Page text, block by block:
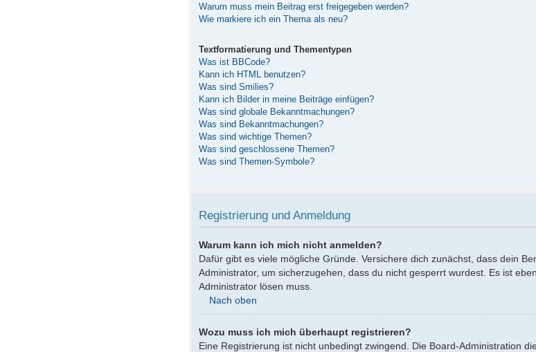
Warum muss mein Beitrag erst freigegeben werden?
Wie markiere ich ein Thema als neu?
Textformatierung und Thementypen
Was ist BBCode?
Kann ich HTML benutzen?
Was sind Smilies?
Kann ich Bilder in meine Beiträge einfügen?
Was sind globale Bekanntmachungen?
Was sind Bekanntmachungen?
Was sind wichtige Themen?
Was sind geschlossene Themen?
Was sind Themen-Symbole?
Registrierung und Anmeldung
Warum kann ich mich nicht anmelden?
Dafür gibt es viele mögliche Gründe. Versichere dich zunächst, dass dein
Administrator, um sicherzugehen, dass du nicht gesperrt wurdest. Es ist
Administrator lösen muss.
Nach oben
Wozu muss ich mich überhaupt registrieren?
Eine Registrierung ist nicht unbedingt zwingend. Die Board-Administration